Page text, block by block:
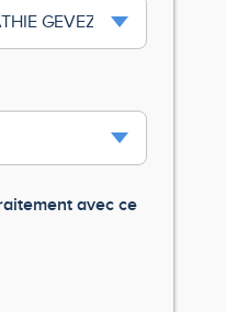
avec ce